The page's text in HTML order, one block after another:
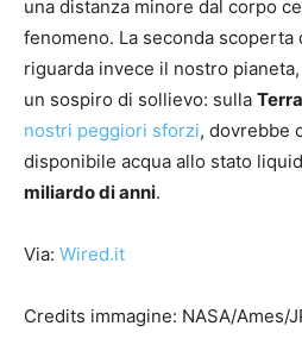
una distanza minore dal corpo
fenomeno. La seconda scoperta
riguarda invece il nostro
un sospiro di sollievo: sulla Terra
nostri peggiori sforzi, dovrebbe
disponibile acqua allo stato
miliardo di anni.
Via: Wired.it
Credits immagine: NASA/Ames/